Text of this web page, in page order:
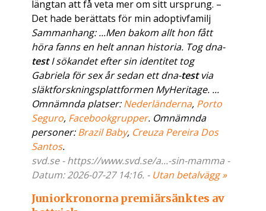
längtan att få veta mer om sitt ursprung. –
Det hade berättats för min adoptivfamilj
Sammanhang: ...Men bakom allt hon fått
höra fanns en helt annan historia. Tog dna-
testI sökandet efter sin identitet tog
Gabriela för sex år sedan ett dna-testvia
släktforskningsplattformen MyHeritage. ...
Omnämnda platser:Nederländerna, Porto
Seguro, Facebookgrupper. Omnämnda
personer:Brazil Baby, Creuza Pereira Dos
Santos.
svd.se - https://www.svd.se/a...-sin-mamma -
Datum: 2026-07-27 14:16. - Utan betalvägg »
Juniorkronorna premiärsänktes av